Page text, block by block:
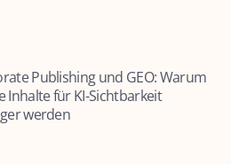
Publishing und GEO: Warum
Inhalte für KI-Sichtbarkeit
werden